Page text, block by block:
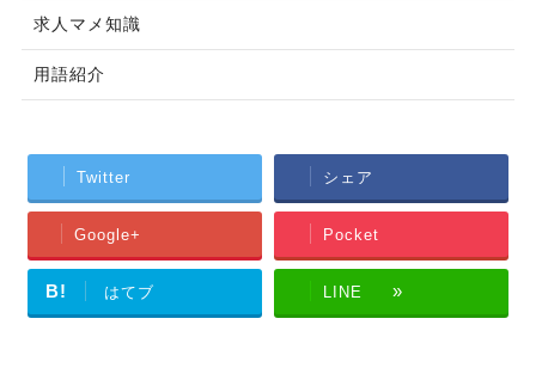
求人マメ知識
用語紹介
Twitter シェア
Google+ Pocket
B! はてブ LINE